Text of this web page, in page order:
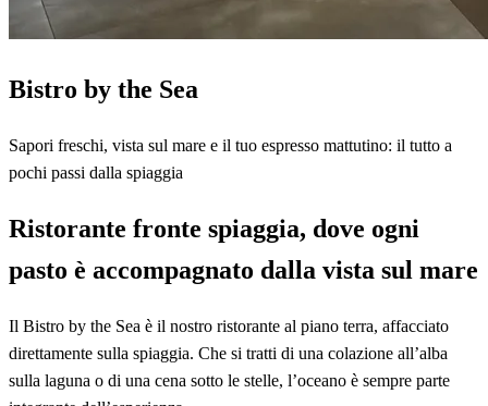
Bistro by the Sea
Sapori freschi, vista sul mare e il tuo espresso mattutino: il tutto a
pochi passi dalla spiaggia
Ristorante fronte spiaggia, dove ogni
pasto è accompagnato dalla vista sul mare
Il Bistro by the Sea è il nostro ristorante al piano terra, affacciato
direttamente sulla spiaggia. Che si tratti di una colazione all’alba
sulla laguna o di una cena sotto le stelle, l’oceano è sempre parte